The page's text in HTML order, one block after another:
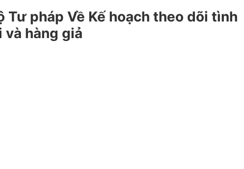
pháp Về Kế hoạch theo dõi tình
hàng giả